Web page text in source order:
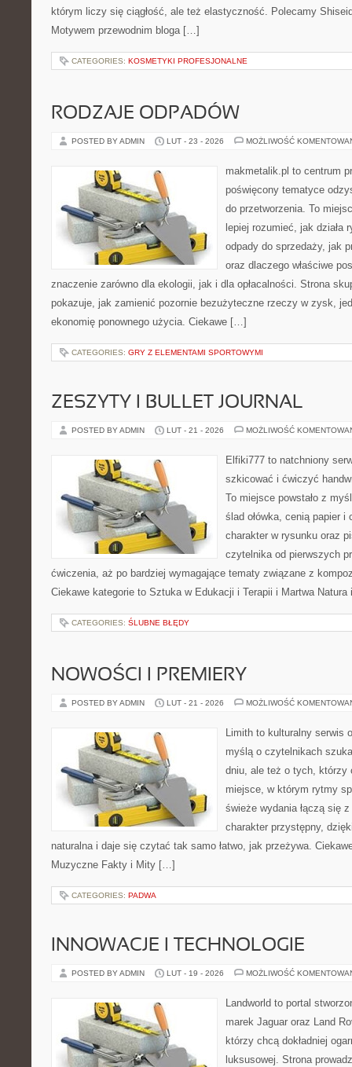
którym liczy się ciągłość, ale też elastyczność. Polecamy
Motywem przewodnim bloga […]
CATEGORIES: KOSMETYKI PROFESJONALNE
RODZAJE ODPADÓW
POSTED BY ADMIN LUT - 23 - 2026 MOŻLIWOŚĆ
makmetalik.pl to centrum
poświęcony tematyce
do przetworzenia. To
lepiej rozumieć, jak działa
odpady do sprzedaży, jak
oraz dlaczego właściwe
znaczenie zarówno dla ekologii, jak i dla opłacalności. Strona
pokazuje, jak zamienić pozornie bezużyteczne rzeczy w zysk,
ekonomię ponownego użycia. Ciekawe […]
CATEGORIES: GRY Z ELEMENTAMI SPORTOWYMI
ZESZYTY I BULLET JOURNAL
POSTED BY ADMIN LUT - 21 - 2026 MOŻLIWOŚĆ
Elfiki777 to natchniony
szkicować i ćwiczyć
To miejsce powstało z
ślad ołówka, cenią papier i
charakter w rysunku oraz
czytelnika od pierwszych
ćwiczenia, aż po bardziej wymagające tematy związane z
Ciekawe kategorie to Sztuka w Edukacji i Terapii i Martwa
CATEGORIES: ŚLUBNE BŁĘDY
NOWOŚCI I PREMIERY
POSTED BY ADMIN LUT - 21 - 2026 MOŻLIWOŚĆ
Limith to kulturalny serwis
myślą o czytelnikach
dniu, ale też o tych, którzy
miejsce, w którym rytmy
świeże wydania łączą się
charakter przystępny,
naturalna i daje się czytać tak samo łatwo, jak przeżywa.
Muzyczne Fakty i Mity […]
CATEGORIES: PADWA
INNOWACJE I TECHNOLOGIE
POSTED BY ADMIN LUT - 19 - 2026 MOŻLIWOŚĆ
Landworld to portal
marek Jaguar oraz Land
którzy chcą dokładniej
luksusowej. Strona